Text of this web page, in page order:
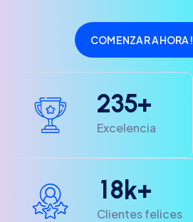
COMENZAR AHORA!
235+
Excelencia
18k+
Clientes felices